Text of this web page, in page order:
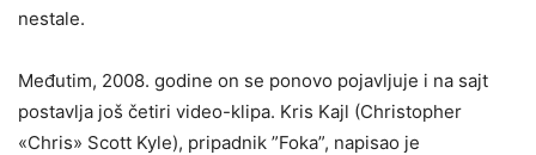
nestale.
Međutim, 2008. godine on se ponovo pojavljuje i na sajt
postavlja još četiri video-klipa. Kris Kajl (Christopher
«Chris» Scott Kyle), pripadnik ”Foka”, napisao je